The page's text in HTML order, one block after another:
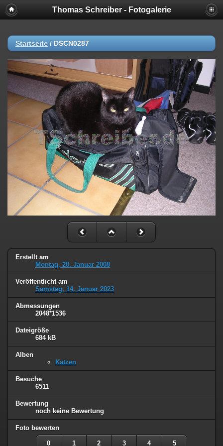
Thomas Schreiber - Fotogalerie
Startseite / DSCN0287
Erstellt am
Montag, 28. Januar 2008
Veröffentlicht am
Samstag, 14. Januar 2023
Abmessungen
2048*1536
Dateigröße
684 kB
Alben
Katzen
Besuche
6511
Bewertung
noch keine Bewertung
Foto bewerten
0 1 2 3 4 5